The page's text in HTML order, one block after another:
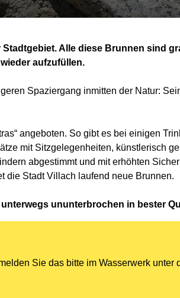
Alle diese Brunnen sind
aufzufüllen.
Spaziergang inmitten der Natur:
angeboten. So gibt es bei einigen
mit Sitzgelegenheiten, künstlerisch
abgestimmt und mit erhöhten
die Stadt Villach laufend neue Brunnen.
ununterbrochen in bester
Sie das bitte im Wasserwerk unter